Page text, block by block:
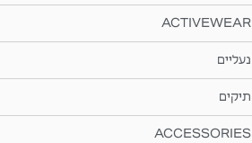
ACTIVEWEAR
נעליים
תיקים
ACCESSORIES